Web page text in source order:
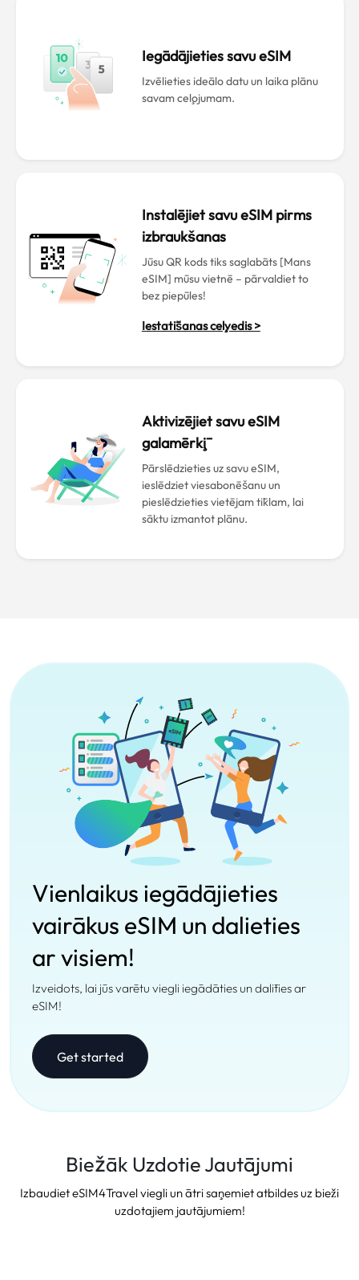
Iegādājieties savu eSIM
Izvēlieties ideālo datu un laika plānu
savam ceļojumam.
Instalējiet savu eSIM pirms
izbraukšanas
Jūsu QR kods tiks saglabāts [Mans
eSIM] mūsu vietnē – pārvaldiet to
bez piepūles!
Iestatīšanas ceļvedis >
Aktivizējiet savu eSIM
galamērķī
Pārslēdzieties uz savu eSIM,
ieslēdziet viesabonēšanu un
pieslēdzieties vietējam tīklam, lai
sāktu izmantot plānu.
Vienlaikus iegādājieties
vairākus eSIM un dalieties
ar visiem!
Izveidots, lai jūs varētu viegli iegādāties un dalīties ar
eSIM!
Get started
Biežāk Uzdotie Jautājumi
Izbaudiet eSIM4Travel viegli un ātri saņemiet atbildes uz bieži
uzdotajiem jautājumiem!